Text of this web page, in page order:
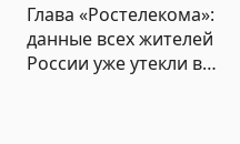
Глава «Ростелекома»:
данные всех жителей
России уже утекли в